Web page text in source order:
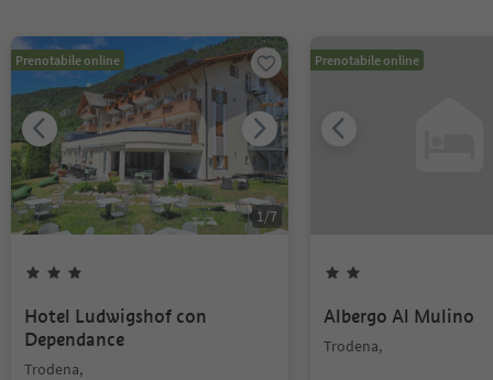
Prenotabile online
1 /7
Hotel Ludwigshof con
Dependance
Trodena,
Prenotabile online
Albergo Al Mulino
Trodena,